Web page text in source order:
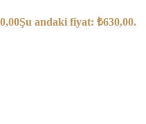
Şu andaki fiyat: ₺630,00.